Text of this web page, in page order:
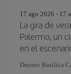
17 ago 2026 - 17
La gira de
Palermo, un
en el
Duomo Basilica